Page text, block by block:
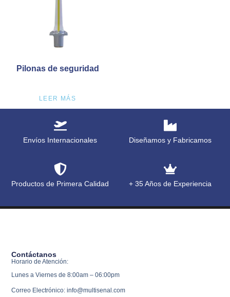
Pilonas de seguridad
LEER MÁS
Envíos Internacionales Diseñamos y Fabricamos
Productos de Primera Calidad + 35 Años de Experiencia
Contáctanos
Horario de Atención:
Lunes a Viernes de 8:00am – 06:00pm
Correo Electrónico: info@multisenal.com